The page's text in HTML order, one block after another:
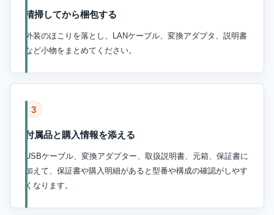
清掃してから梱包する
外装のほこりを落とし、LANケーブル、変換アダプタ、説明書
など小物をまとめてください。
3
付属品と購入情報を添える
USBケーブル、変換アダプター、取扱説明書、元箱、保証書に
加えて、保証書や購入明細があると型番や構成の確認がしやす
くなります。